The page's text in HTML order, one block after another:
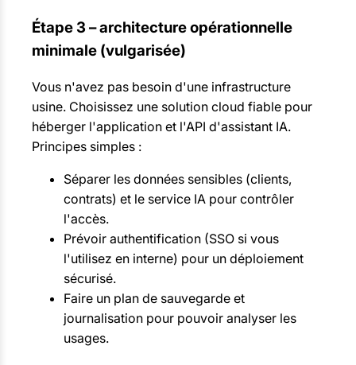
Étape 3 – architecture opérationnelle
minimale (vulgarisée)
Vous n'avez pas besoin d'une infrastructure
usine. Choisissez une solution cloud fiable pour
héberger l'application et l'API d'assistant IA.
Principes simples :
Séparer les données sensibles (clients,
contrats) et le service IA pour contrôler
l'accès.
Prévoir authentification (SSO si vous
l'utilisez en interne) pour un déploiement
sécurisé.
Faire un plan de sauvegarde et
journalisation pour pouvoir analyser les
usages.